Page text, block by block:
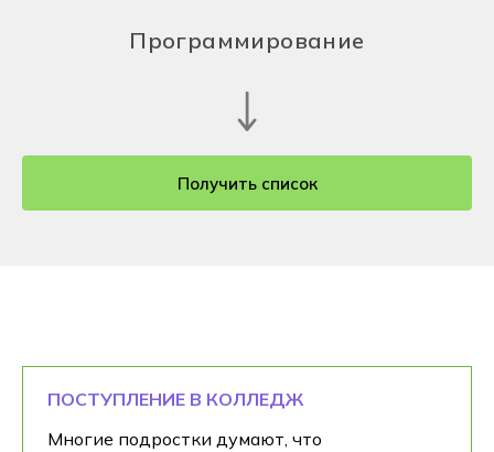
Программирование
Получить список
ПОСТУПЛЕНИЕ В КОЛЛЕДЖ
Многие подростки думают, что